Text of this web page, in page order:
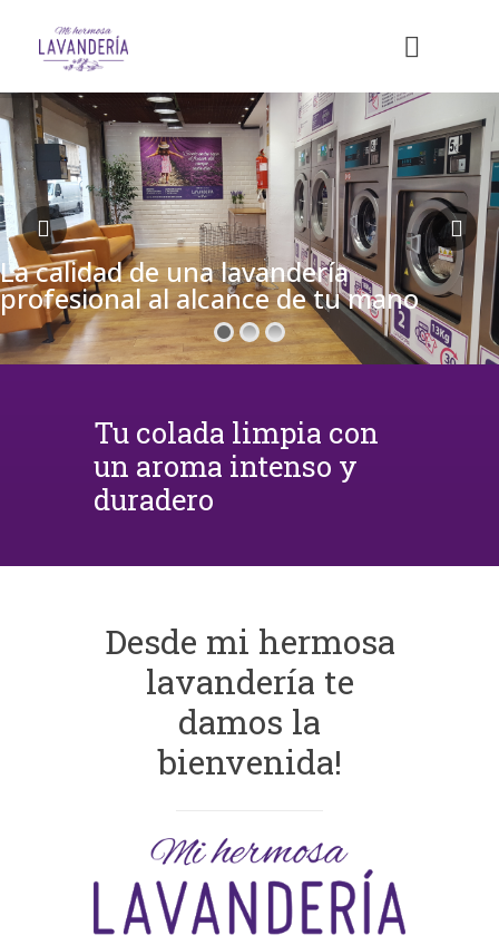
La calidad de una lavandería
profesional al alcance de tu mano
Tu colada limpia con
un aroma intenso y
duradero
Desde mi hermosa
lavandería te
damos la
bienvenida!